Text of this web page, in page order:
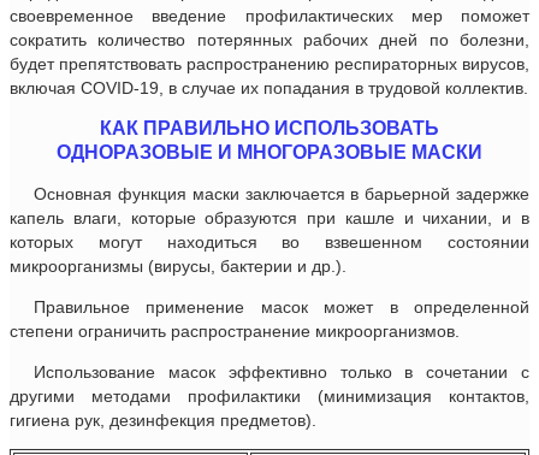
своевременное введение профилактических мер поможет
сократить количество потерянных рабочих дней по болезни,
будет препятствовать распространению респираторных вирусов,
включая СОVID-19, в случае их попадания в трудовой коллектив.
КАК ПРАВИЛЬНО ИСПОЛЬЗОВАТЬ
ОДНОРАЗОВЫЕ И МНОГОРАЗОВЫЕ МАСКИ
Основная функция маски заключается в барьерной задержке
капель влаги, которые образуются при кашле и чихании, и в
которых могут находиться во взвешенном состоянии
микроорганизмы (вирусы, бактерии и др.).
Правильное применение масок может в определенной
степени ограничить распространение микроорганизмов.
Использование масок эффективно только в сочетании с
другими методами профилактики (минимизация контактов,
гигиена рук, дезинфекция предметов).